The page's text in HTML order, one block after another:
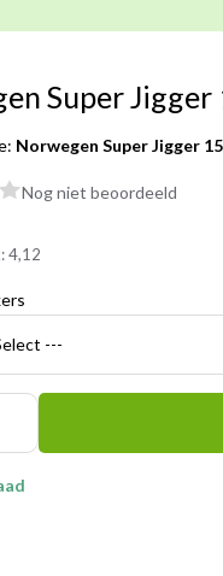
Super
Norwegen Super Jigger
Nog niet beoordeeld
4,12